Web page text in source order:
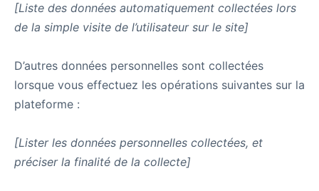
[Liste des données automatiquement collectées lors
de la simple visite de l’utilisateur sur le site]
D’autres données personnelles sont collectées
lorsque vous effectuez les opérations suivantes sur la
plateforme :
[Lister les données personnelles collectées, et
préciser la finalité de la collecte]